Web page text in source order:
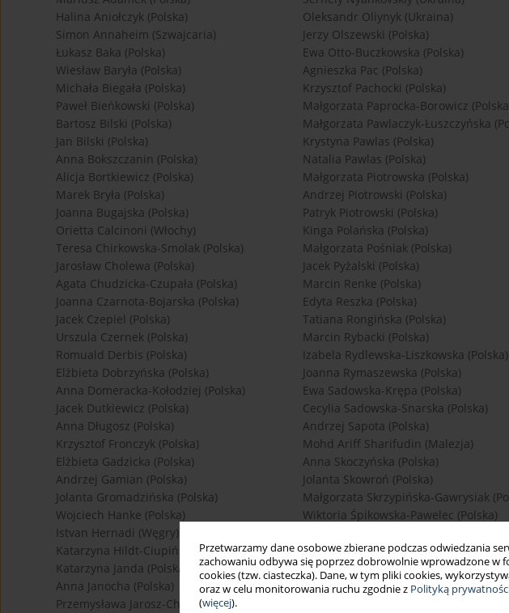
Przetwarzamy dane osobowe zbierane podczas odwiedzania
zachowaniu odbywa się poprzez dobrowolnie wprowadzone w
cookies (tzw. ciasteczka). Dane, w tym pliki cookies,
oraz w celu monitorowania ruchu zgodnie z Polityką
(więcej).
Halina Aniołczyk (Polska)
Simon Annaheim (Szwajcaria)
Łukasz Baka (Polska)
Wiesław Baryła (Polska)
Michała Biegała (Polska)
Paweł Bieńkowski (Polska)
Bartosz Bilski (Polska)
Jan Bilski (Polska)
Anna Bokszczanin (Polska)
Alicja Bortkiewicz (Polska)
Marek Bryła (Polska)
Joanna Bugajska (Polska)
Orietta Calcinoni (Włochy)
Teresa Chirkowska-Smolak (Polska)
Jarosław Cholewa (Polska)
Agata Chudzicka-Czupała (Polska)
Joanna Czarnota-Bojarska (Polska)
Jacek Czepiel (Polska)
Urszula Czernek (Polska)
Romuald Derbis (Polska)
Elżbieta Dobrzyńska (Polska)
Anna Domeracka-Kołodziej (Polska)
Jacek Dutkiewicz (Polska)
Anna Długosz (Polska)
Krzysztof Fronczyk (Polska)
Elżbieta Gadzicka (Polska)
Andrzej Gamian (Polska)
Jolanta Gromadzińska (Polska)
Wojciech Hanke (Polska)
Istvan Hernadi (Węgry)
Katarzyna Hildt-Ciupińska (Polska)
Katarzyna Janda (Polska)
Anna Janocha (Polska)
Przemysława Jarosz-Chobot (Polska)
Oleksandr Oliynyk (Ukraina)
Jerzy Olszewski (Polska)
Ewa Otto-Buczkowska (Polska)
Agnieszka Pac (Polska)
Krzysztof Pachocki (Polska)
Małgorzata Paprocka-Borowicz
Małgorzata Pawlaczyk-Łuszczyńska
Krystyna Pawlas (Polska)
Natalia Pawlas (Polska)
Małgorzata Piotrowska (Polska)
Andrzej Piotrowski (Polska)
Patryk Piotrowski (Polska)
Kinga Polańska (Polska)
Małgorzata Pośniak (Polska)
Jacek Pyżalski (Polska)
Marcin Renke (Polska)
Edyta Reszka (Polska)
Tatiana Rongińska (Polska)
Marcin Rybacki (Polska)
Izabela Rydlewska-Liszkowska (Polska)
Joanna Rymaszewska (Polska)
Ewa Sadowska-Krępa (Polska)
Cecylia Sadowska-Snarska (Polska)
Andrzej Sapota (Polska)
Mohd Ariff Sharifudin (Malezja)
Anna Skoczyńska (Polska)
Jolanta Skowroń (Polska)
Małgorzata Skrzypińska-Gawrysiak
Wiktoria Śpikowska-Pawelec (Polska)
Andrzej Starek (Polska)
Patrycja Stawiarska (Polska)
Paweł Stróżecki (Polska)